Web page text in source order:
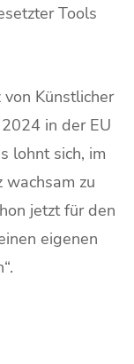
Tools
Künstlicher
in der EU
lohnt sich, im
wachsam zu
jetzt für den
eigenen